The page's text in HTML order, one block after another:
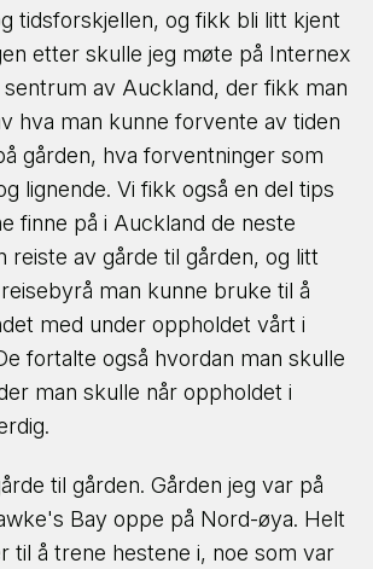
tidsforskjellen, og fikk bli litt kjent
etter skulle jeg møte på Internex
av Auckland, der fikk man
hva man kunne forvente av tiden
gården, hva forventninger som
lignende. Vi fikk også en del tips
finne på i Auckland de neste
reiste av gårde til gården, og litt
man kunne bruke til å
med under oppholdet vårt i
fortalte også hvordan man skulle
man skulle når oppholdet i
til gården. Gården jeg var på
Bay oppe på Nord-øya. Helt
til å trene hestene i, noe som var